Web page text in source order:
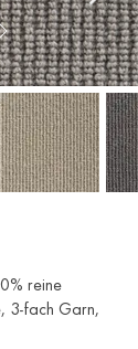
reine
3-fach Garn,